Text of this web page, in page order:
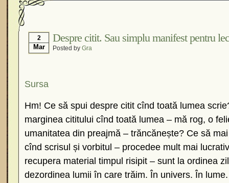
2
Mar
Despre citit. Sau simplu manifest pentru
Posted by Gra
Sursa
Hm! Ce să spui despre citit cînd toată lumea
marginea cititului cînd toată lumea – mă rog, o
umanitatea din preajmă – trăncănește? Ce să
cînd scrisul și vorbitul – procedee mult mai
recupera material timpul risipit – sunt la ordinea
dezordinea lumii în care trăim. În univers. În